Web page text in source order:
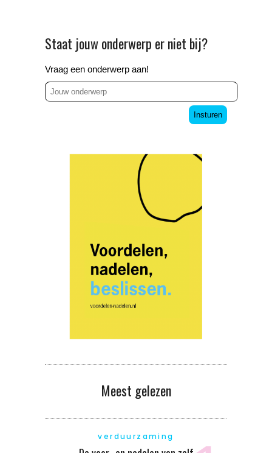
Staat jouw onderwerp er niet bij?
Vraag een onderwerp aan!
Insturen
Meest gelezen
verduurzaming